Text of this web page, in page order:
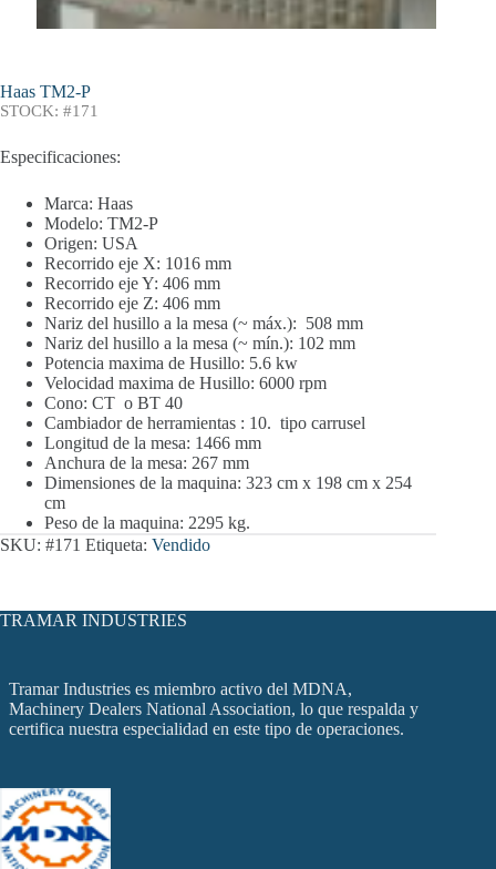
Haas TM2-P
STOCK: #171
Especificaciones:
Marca: Haas
Modelo: TM2-P
Origen: USA
Recorrido eje X: 1016 mm
Recorrido eje Y: 406 mm
Recorrido eje Z: 406 mm
Nariz del husillo a la mesa (~ máx.): 508 mm
Nariz del husillo a la mesa (~ mín.): 102 mm
Potencia maxima de Husillo: 5.6 kw
Velocidad maxima de Husillo: 6000 rpm
Cono: CT o BT 40
Cambiador de herramientas : 10. tipo carrusel
Longitud de la mesa: 1466 mm
Anchura de la mesa: 267 mm
Dimensiones de la maquina: 323 cm x 198 cm x 254
cm
Peso de la maquina: 2295 kg.
SKU: #171 Etiqueta: Vendido
TRAMAR INDUSTRIES
Tramar Industries es miembro activo del MDNA,
Machinery Dealers National Association, lo que respalda y
certifica nuestra especialidad en este tipo de operaciones.